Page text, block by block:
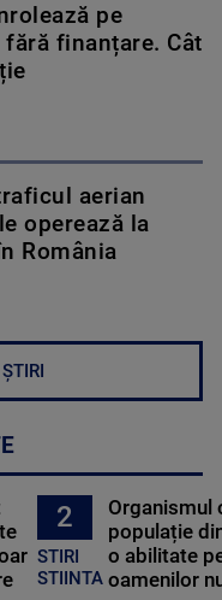
pe
finanțare. Cât
aerian
operează la
România
2
STIRI
STIINTA
Organismul
populație
o abilitate
oamenilor